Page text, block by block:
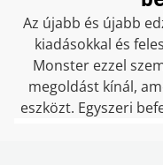
Az újabb és újabb
kiadásokkal és
Monster ezzel
megoldást kínál,
eszközt. Egyszeri